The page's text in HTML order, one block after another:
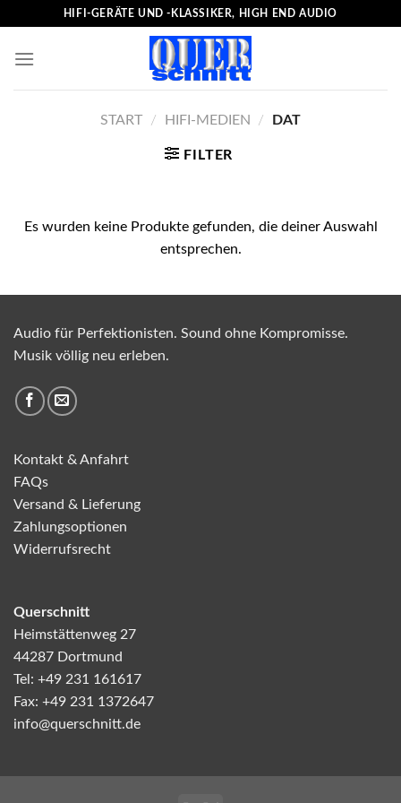
content
HIFI-GERÄTE UND -KLASSIKER, HIGH END AUDIO
START / HIFI-MEDIEN / DAT
FILTER
Es wurden keine Produkte gefunden, die deiner Auswahl
entsprechen.
Audio für Perfektionisten. Sound ohne Kompromisse.
Musik völlig neu erleben.
Kontakt & Anfahrt
FAQs
Versand & Lieferung
Zahlungsoptionen
Widerrufsrecht
Querschnitt
Heimstättenweg 27
44287 Dortmund
Tel: +49 231 161617
Fax: +49 231 1372647
info@querschnitt.de